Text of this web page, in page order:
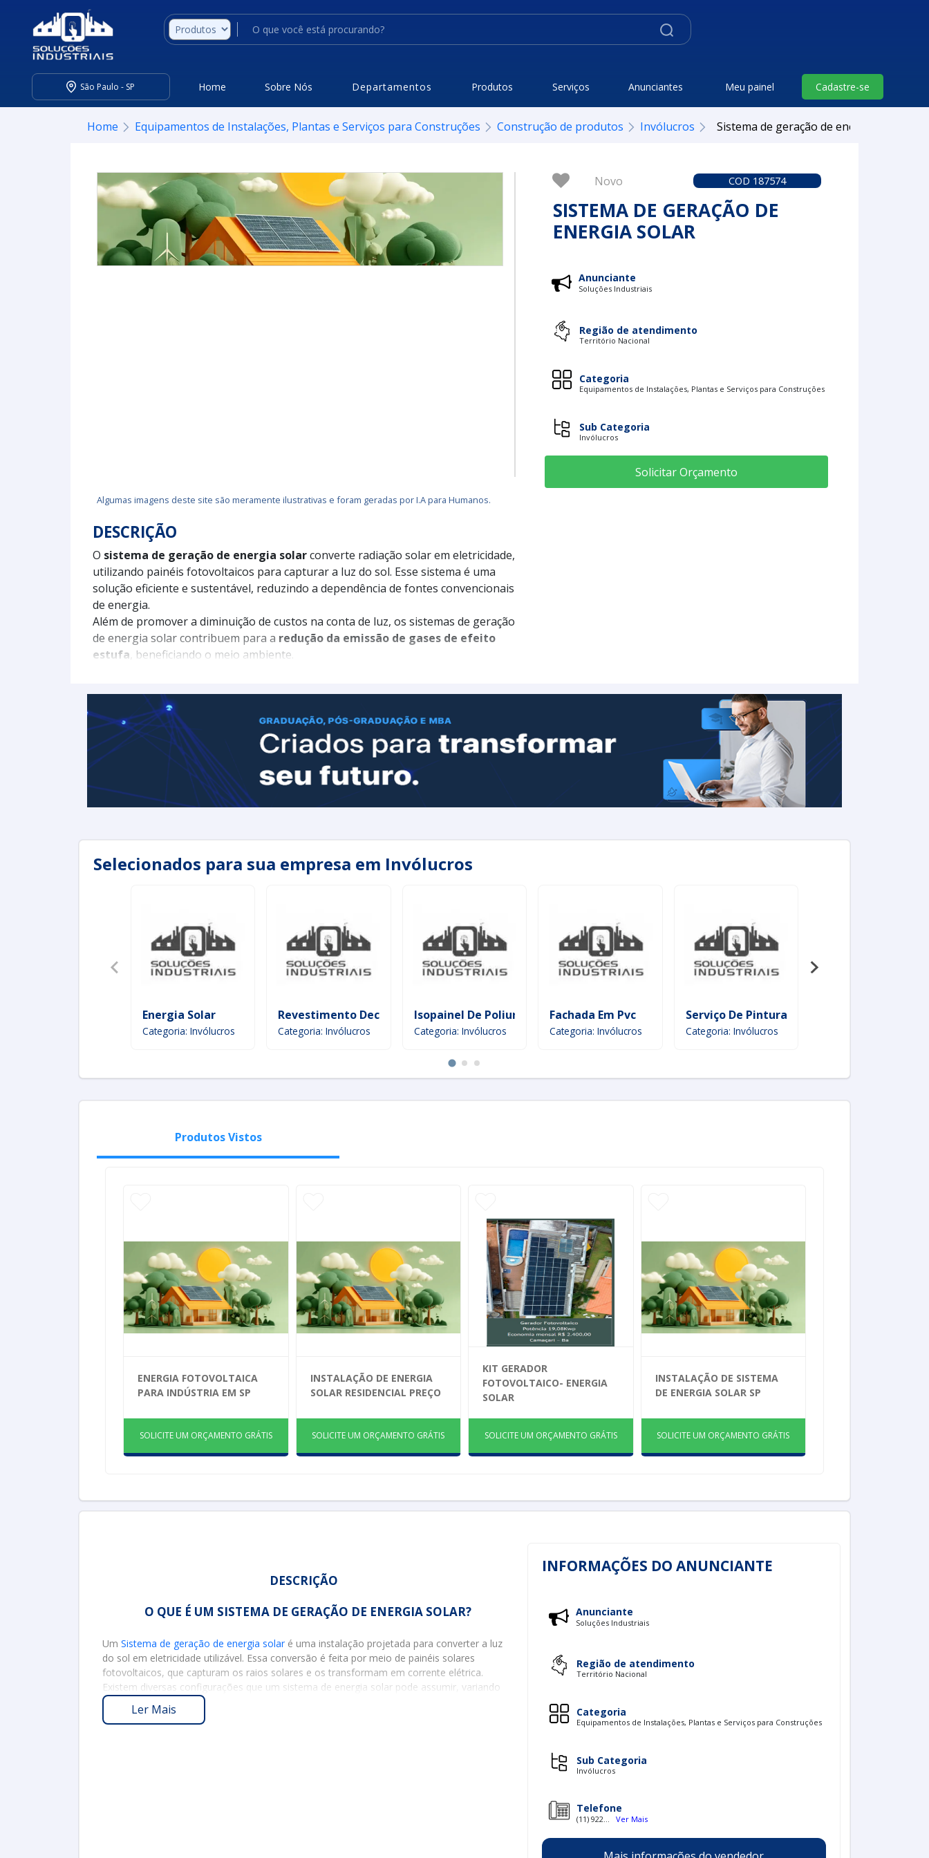
São Paulo - SP Home Sobre Nós Departamentos Produtos Serviços Anunciantes Meu painel Cadastre-se
Home Equipamentos de Instalações, Plantas e Serviços para Construções Construção de produtos Invólucros Sistema de geração de energia solar
Novo COD 187574
SISTEMA DE GERAÇÃO DE
ENERGIA SOLAR
Anunciante
Soluções Industriais
Região de atendimento
Território Nacional
Categoria
Equipamentos de Instalações, Plantas e Serviços para Construções
Sub Categoria
Invólucros
Solicitar Orçamento
Algumas imagens deste site são meramente ilustrativas e foram geradas por I.A para Humanos.
DESCRIÇÃO
O sistema de geração de energia solarconverte radiação solar em eletricidade,
utilizando painéis fotovoltaicos para capturar a luz do sol. Esse sistema é uma
solução eficiente e sustentável, reduzindo a dependência de fontes convencionais
de energia.
Além de promover a diminuição de custos na conta de luz, os sistemas de geração
de energia solar contribuem para a redução da emissão de gases de efeito
estufa , beneficiando o meio ambiente.
Selecionados para sua empresa em Invólucros
Energia Solar
Categoria: Invólucros
Revestimento Decorativo
Categoria: Invólucros
Isopainel De Poliuretano
Categoria: Invólucros
Fachada Em Pvc
Categoria: Invólucros
Serviço De Pintura Industrial
Categoria: Invólucros
Produtos Vistos
ENERGIA FOTOVOLTAICA
PARA INDÚSTRIA EM SP
SOLICITE UM ORÇAMENTO GRÁTIS
INSTALAÇÃO DE ENERGIA
SOLAR RESIDENCIAL PREÇO
SOLICITE UM ORÇAMENTO GRÁTIS
KIT GERADOR
FOTOVOLTAICO- ENERGIA
SOLAR
SOLICITE UM ORÇAMENTO GRÁTIS
INSTALAÇÃO DE SISTEMA
DE ENERGIA SOLAR SP
SOLICITE UM ORÇAMENTO GRÁTIS
DESCRIÇÃO
O QUE É UM SISTEMA DE GERAÇÃO DE ENERGIA SOLAR?
Um Sistema de geração de energia solar é uma instalação projetada para converter a luz
do sol em eletricidade utilizável. Essa conversão é feita por meio de painéis solares
fotovoltaicos, que capturam os raios solares e os transformam em corrente elétrica.
Existem diversas configurações que um sistema de energia solar pode assumir, variando
de simples instalações residenciais a complexos parques solares em grande escala.
A principal vantagem deste tipo de sistema é a sua capacidade de oferecer uma fonte de
Ler Mais
INFORMAÇÕES DO ANUNCIANTE
Anunciante
Soluções Industriais
Região de atendimento
Território Nacional
Categoria
Equipamentos de Instalações, Plantas e Serviços para Construções
Sub Categoria
Invólucros
Telefone
(11) 922... Ver Mais